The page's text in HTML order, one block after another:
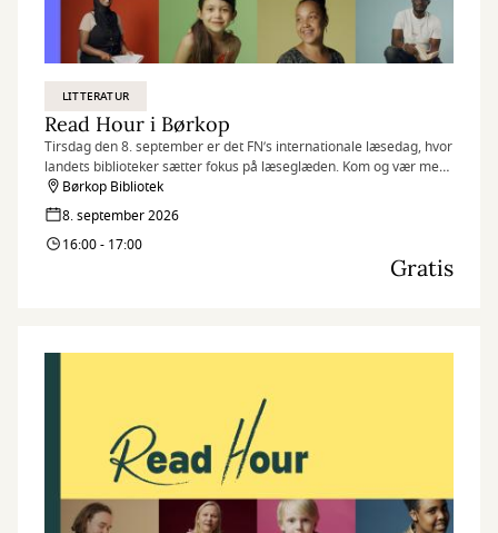
LITTERATUR
Read Hour i Børkop
Tirsdag den 8. september er det FN’s internationale læsedag, hvor
landets biblioteker sætter fokus på læseglæden. Kom og vær med,
når vi markerer dagen på flere af vores biblioteker med Read
Hour, hvor vi læser så meget, som vi kan på én time.
Børkop Bibliotek
8. september 2026
16:00 - 17:00
Gratis